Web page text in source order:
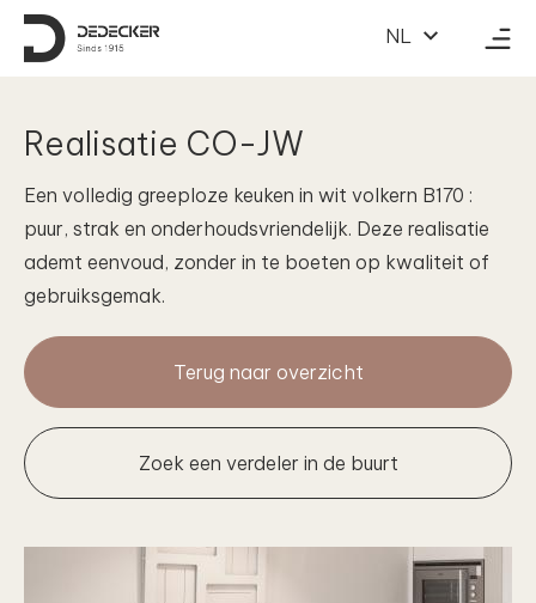
Naar inhoud
NL
Realisatie CO-JW
Een volledig greeploze keuken in wit volkern B170 :
puur, strak en onderhoudsvriendelijk. Deze realisatie
ademt eenvoud, zonder in te boeten op kwaliteit of
gebruiksgemak.
Terug naar overzicht
Zoek een verdeler in de buurt